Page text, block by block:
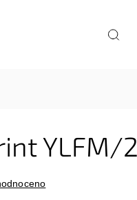
Ostatní
YLFM/